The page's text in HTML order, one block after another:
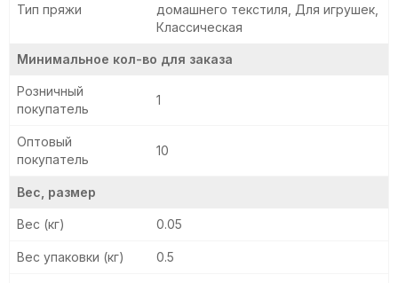
Тип пряжи
домашнего текстиля, Для игрушек,
Классическая
Минимальное кол-во для заказа
Розничный
покупатель
1
Оптовый
покупатель
10
Вес, размер
Вес (кг) 0.05
Вес упаковки (кг) 0.5
118 168 169
180